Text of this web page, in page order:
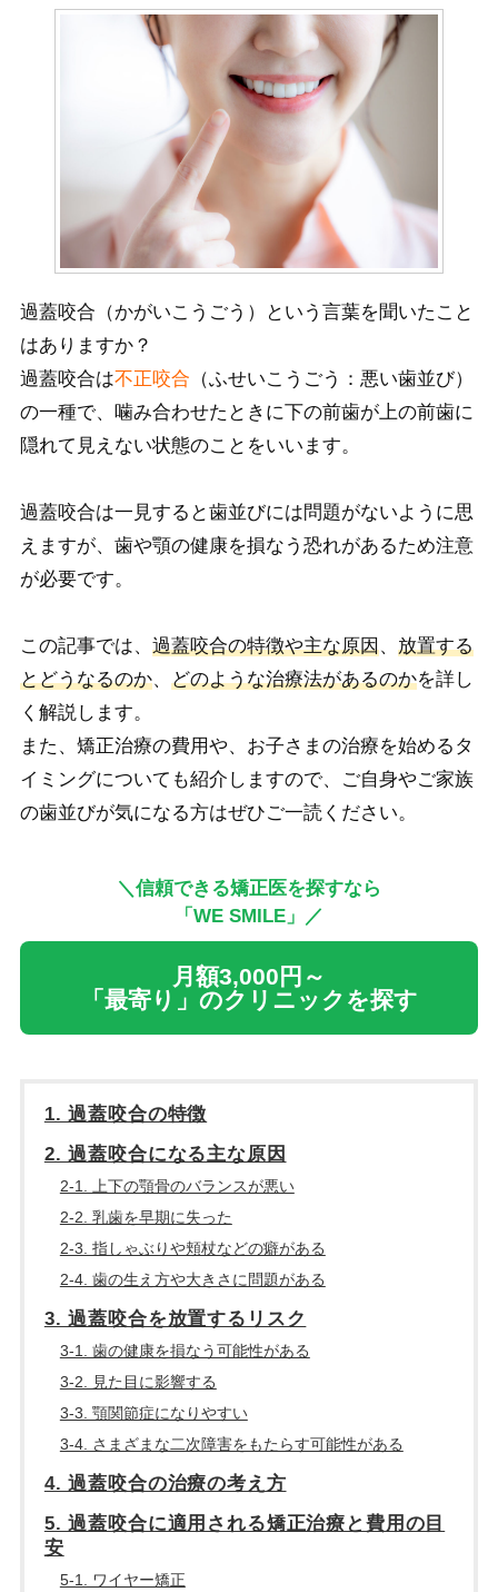
過蓋咬合（かがいこうごう）という言葉を聞いたこと
はありますか？
過蓋咬合は不正咬合 （ふせいこうごう：悪い歯並び）
の一種で、噛み合わせたときに下の前歯が上の前歯に
隠れて見えない状態のことをいいます。
過蓋咬合は一見すると歯並びには問題がないように思
えますが、歯や顎の健康を損なう恐れがあるため注意
が必要です。
この記事では、 過蓋咬合の特徴や主な原因、 放置する
とどうなるのか、 どのような治療法があるのかを詳し
く解説し ます。
また、矯正治療の費用や、お子さまの治療を始めるタ
イミングについても紹介しますので、ご自身やご家族
の歯並びが気になる方はぜひご一読ください。
＼信頼できる矯正医を探すなら
「WE SMILE」／
月額3,000円～
「最寄り」のクリニックを探す
1. 過蓋咬合の特徴
2. 過蓋咬合になる主な原因
2-1. 上下の顎骨のバランスが悪い
2-2. 乳歯を早期に失った
2-3. 指しゃぶりや頬杖などの癖がある
2-4. 歯の生え方や大きさに問題がある
3. 過蓋咬合を放置するリスク
3-1. 歯の健康を損なう可能性がある
3-2. 見た目に影響する
3-3. 顎関節症になりやすい
3-4. さまざまな二次障害をもたらす可能性がある
4. 過蓋咬合の治療の考え方
5. 過蓋咬合に適用される矯正治療と費用の目
安
5-1. ワイヤー矯正